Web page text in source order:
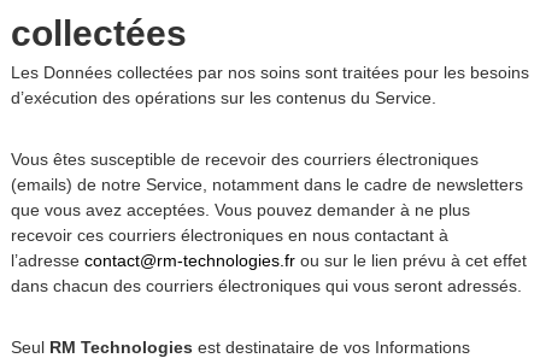
collectées
Les Données collectées par nos soins sont traitées pour les besoins
d’exécution des opérations sur les contenus du Service.
Vous êtes susceptible de recevoir des courriers électroniques
(emails) de notre Service, notamment dans le cadre de newsletters
que vous avez acceptées. Vous pouvez demander à ne plus
recevoir ces courriers électroniques en nous contactant à
l’adresse contact@rm-technologies.frou sur le lien prévu à cet effet
dans chacun des courriers électroniques qui vous seront adressés.
Seul RM Technologies est destinataire de vos Informations